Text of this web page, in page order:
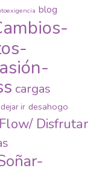
blog
cargas
dejar ir desahogo
Disfrutar